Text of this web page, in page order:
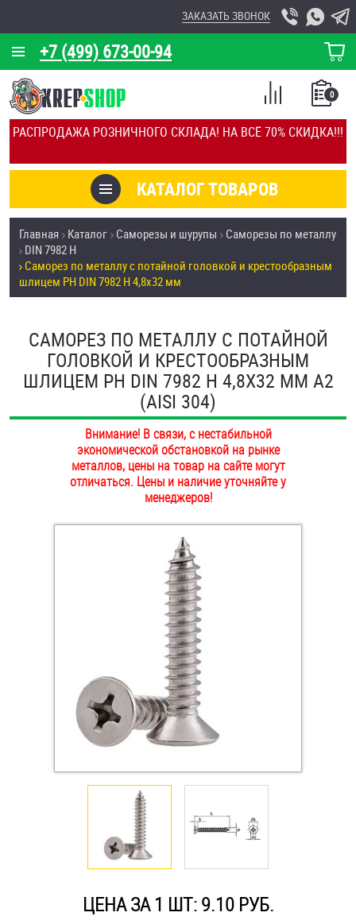
РАСПРОДАЖА РОЗНИЧНОГО СКЛАДА! НА ВСЁ 70% СКИДКА!!!
+7 (499) 673-00-94
ЗАКАЗАТЬ ЗВОНОК
КОРЗИНА
О КОМПАНИИ
КАЛЬКУЛЯТОР
ОТЗЫВЫ
УСЛУГИ
СКИДКИ
ПОКУПАТЕЛЯМ
ОПЛАТА И ДОСТАВКА
КАТАЛОГ ТОВАРОВ
0
СПИСОК
СРАВНЕНИЕ
Товары со скидкой
Анкеры
Антивандальный крепёж, инструмент
Болты и винты
Втулки
Гайки
Дюбели
Дюймовый крепёж
Заклепки (Гайки-Заклепки)
Крюки, кольца с метрической резьбой
Крюки, кольца с шурупной резьбой
Оснастка и аксессуары для яхт
Саморезы и шурупы
Главная Каталог Саморезы и шурупы
Саморезы по металлу
DIN 7982 H
Саморез по металлу с потайной головкой и крестообразным
шлицем PH DIN 7982 H 4,8х32 мм
САМОРЕЗ ПО МЕТАЛЛУ С ПОТАЙНОЙ
ГОЛОВКОЙ И КРЕСТООБРАЗНЫМ
ШЛИЦЕМ PH DIN 7982 H 4,8Х32 ММ А2
(AISI 304)
Внимание! В связи, с нестабильной
экономической обстановкой на рынке
металлов, цены на товар на сайте могут
отличаться. Цены и наличие уточняйте у
менеджеров!
ЦЕНА ЗА 1 ШТ: 9.10 РУБ.